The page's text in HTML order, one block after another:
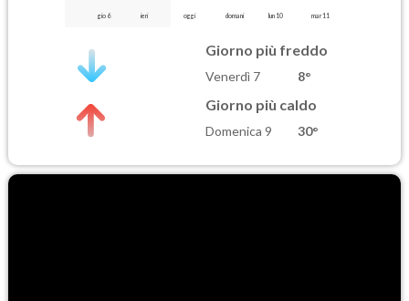
gio 6 ieri oggi domani lun 10 mar 11
Giorno più freddo
Venerdì 7 8°
Giorno più caldo
Domenica 9 30°